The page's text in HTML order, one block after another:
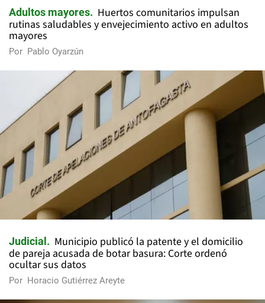
Adultos mayores
Huertos comunitarios impulsan
rutinas saludables y envejecimiento activo en adultos
mayores
Por Pablo Oyarzún
Judicial
Municipio publicó la patente y el domicilio
de pareja acusada de botar basura: Corte ordenó
ocultar sus datos
Por Horacio Gutiérrez Areyte